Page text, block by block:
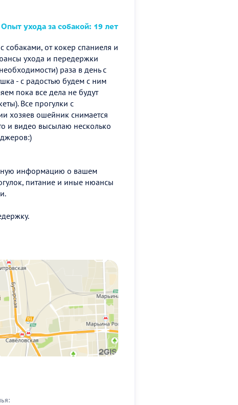
Опыт ухода за собакой: 19 лет
от кокер спаниеля и
ухода и передержки
раза в день с
- с радостью будем с ним
пока все дела не будут
Все прогулки с
хозяев ошейник снимается
и видео высылаю несколько
информацию о вашем
питание и иные нюансы